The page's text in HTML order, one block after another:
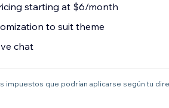
starting at $6/month
to suit theme
chat
impuestos que podrían aplicarse según tu